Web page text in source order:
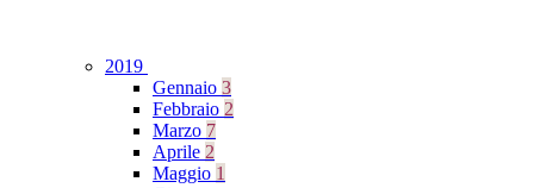
2019
Gennaio 3
Febbraio 2
Marzo 7
Aprile 2
Maggio 1